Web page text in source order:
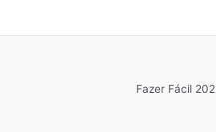
Fazer Fácil